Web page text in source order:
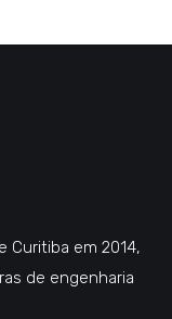
Curitiba em 2014,
de engenharia